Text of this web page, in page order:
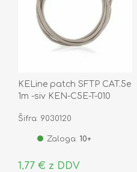
KELine patch SFTP CAT.5e
1m -siv KEN-C5E-T-010
Šifra: 9030120
Zaloga: 10+
1,77 € z DDV